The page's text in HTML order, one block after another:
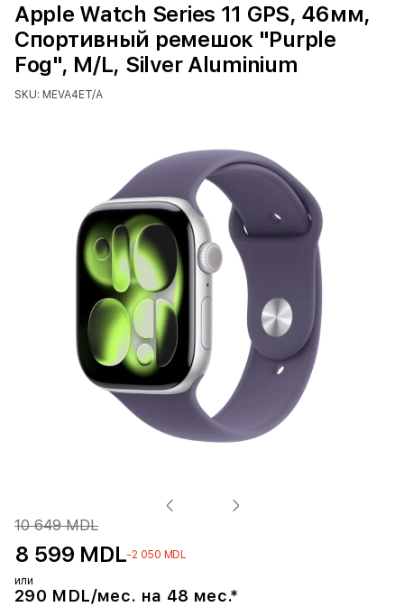
Apple Watch Series 11 GPS, 46мм,
Спортивный ремешок "Purple
Fog", M/L, Silver Aluminium
SKU: MEVA4ET/A
10 649 MDL
8 599 MDL-2 050 MDL
или
290 MDL/мес. на 48 мес.*